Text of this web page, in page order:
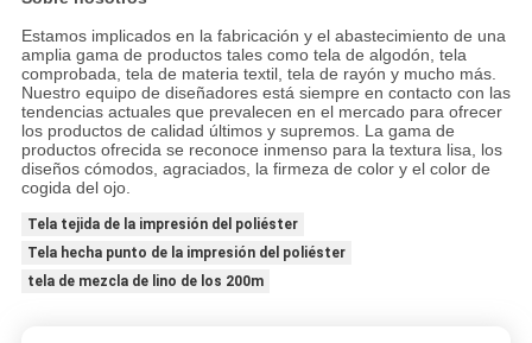
Estamos implicados en la fabricación y el abastecimiento de una
amplia gama de productos tales como tela de algodón, tela
comprobada, tela de materia textil, tela de rayón y mucho más.
Nuestro equipo de diseñadores está siempre en contacto con las
tendencias actuales que prevalecen en el mercado para ofrecer
los productos de calidad últimos y supremos. La gama de
productos ofrecida se reconoce inmenso para la textura lisa, los
diseños cómodos, agraciados, la firmeza de color y el color de
cogida del ojo.
Tela tejida de la impresión del poliéster
Tela hecha punto de la impresión del poliéster
tela de mezcla de lino de los 200m